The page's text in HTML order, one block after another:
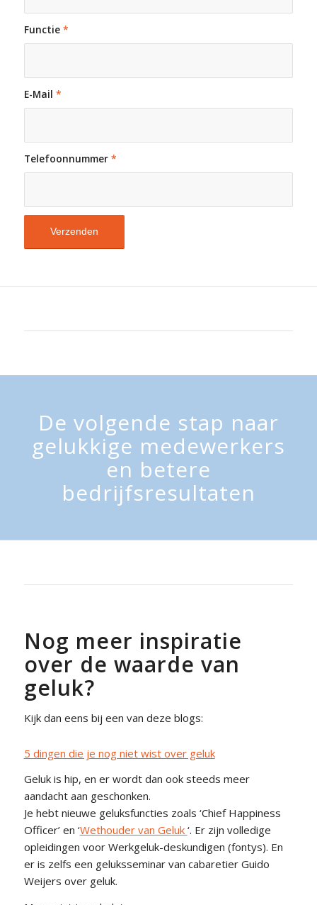
Functie *
E-Mail *
Telefoonnummer *
De volgende stap naar
gelukkige medewerkers
en betere
bedrijfsresultaten
Nog meer inspiratie
over de waarde van
geluk?
Kijk dan eens bij een van deze blogs:
5 dingen die je nog niet wist over geluk
Geluk is hip, en er wordt dan ook steeds meer
aandacht aan geschonken.
Je hebt nieuwe geluksfuncties zoals ‘Chief Happiness
Officer’ en ‘Wethouder van Geluk ‘. Er zijn volledige
opleidingen voor Werkgeluk-deskundigen (fontys). En
er is zelfs een geluksseminar van cabaretier Guido
Weijers over geluk.